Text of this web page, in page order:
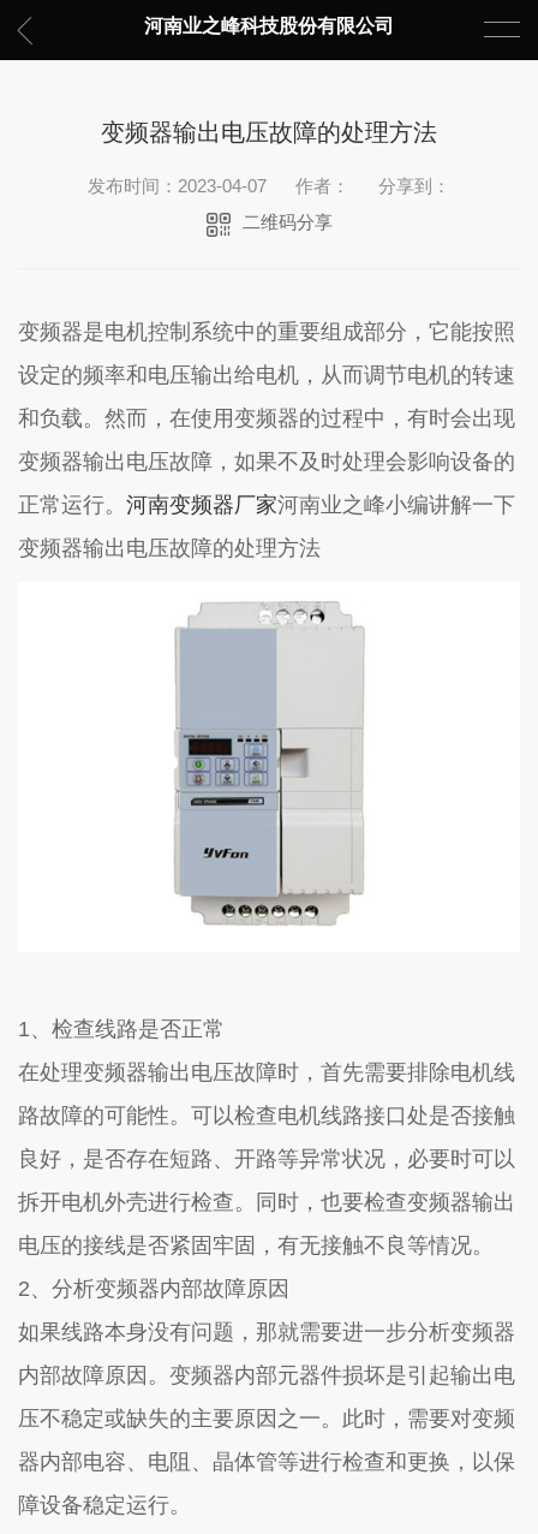
河南业之峰科技股份有限公司
变频器输出电压故障的处理方法
发布时间：2023-04-07 作者：
分享到：
二维码分享
变频器是电机控制系统中的重要组成部分，它能按照
设定的频率和电压输出给电机，从而调节电机的转速
和负载。然而，在使用变频器的过程中，有时会出现
变频器输出电压故障，如果不及时处理会影响设备的
正常运行。 河南变频器厂家河南业之峰小编讲解一下
变频器输出电压故障的处理方法
1、检查线路是否正常
在处理变频器输出电压故障时，首先需要排除电机线
路故障的可能性。可以检查电机线路接口处是否接触
良好，是否存在短路、开路等异常状况，必要时可以
拆开电机外壳进行检查。同时，也要检查变频器输出
电压的接线是否紧固牢固，有无接触不良等情况。
2、分析变频器内部故障原因
如果线路本身没有问题，那就需要进一步分析变频器
内部故障原因。变频器内部元器件损坏是引起输出电
压不稳定或缺失的主要原因之一。此时，需要对变频
器内部电容、电阻、晶体管等进行检查和更换，以保
障设备稳定运行。